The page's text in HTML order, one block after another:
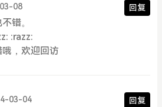
08 回复
错。
:razz:
，欢迎回访
03-04 回复